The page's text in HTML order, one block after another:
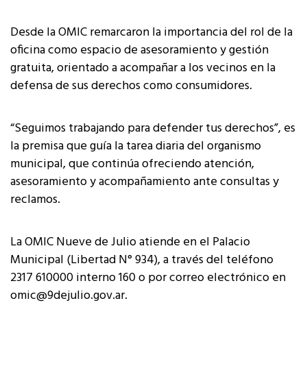
Desde la OMIC remarcaron la importancia del rol de la
oficina como espacio de asesoramiento y gestión
gratuita, orientado a acompañar a los vecinos en la
defensa de sus derechos como consumidores.
“Seguimos trabajando para defender tus derechos”, es
la premisa que guía la tarea diaria del organismo
municipal, que continúa ofreciendo atención,
asesoramiento y acompañamiento ante consultas y
reclamos.
La OMIC Nueve de Julio atiende en el Palacio
Municipal (Libertad N° 934), a través del teléfono
2317 610000 interno 160 o por correo electrónico en
omic@9dejulio.gov.ar.